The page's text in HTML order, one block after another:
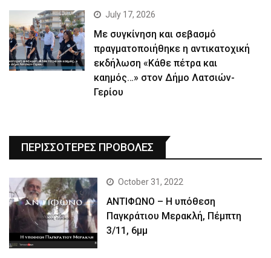
July 17, 2026
Με συγκίνηση και σεβασμό
πραγματοποιήθηκε η αντικατοχική
εκδήλωση «Κάθε πέτρα και
καημός…» στον Δήμο Λατσιών-
Γερίου
ΠΕΡΙΣΣΟΤΕΡΕΣ ΠΡΟΒΟΛΕΣ
October 31, 2022
ΑΝΤΙΦΩΝΟ – Η υπόθεση
Παγκράτιου Μερακλή, Πέμπτη
3/11, 6μμ